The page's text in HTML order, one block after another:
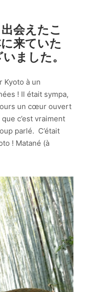
会えたこ
来ていた
ました。
Kyoto à un
! Il était sympa,
un cœur ouvert
c’est vraiment
parlé. C’était
! Matané (à